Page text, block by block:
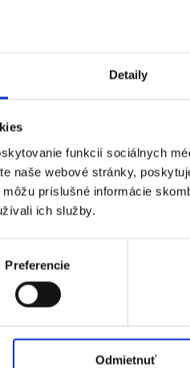
Detaily
funkcií sociálnych
naše webové stránky,
príslušné informácie
ich služby.
Preferencie
Odmietnuť
★★★★★